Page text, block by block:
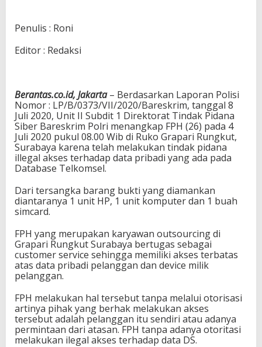
Penulis : Roni
Editor : Redaksi
Berantas.co.id, Jakarta – Berdasarkan Laporan Polisi
Nomor : LP/B/0373/VII/2020/Bareskrim, tanggal 8
Juli 2020, Unit II Subdit 1 Direktorat Tindak Pidana
Siber Bareskrim Polri menangkap FPH (26) pada 4
Juli 2020 pukul 08.00 Wib di Ruko Grapari Rungkut,
Surabaya karena telah melakukan tindak pidana
illegal akses terhadap data pribadi yang ada pada
Database Telkomsel.
Dari tersangka barang bukti yang diamankan
diantaranya 1 unit HP, 1 unit komputer dan 1 buah
simcard.
FPH yang merupakan karyawan outsourcing di
Grapari Rungkut Surabaya bertugas sebagai
customer service sehingga memiliki akses terbatas
atas data pribadi pelanggan dan device milik
pelanggan.
FPH melakukan hal tersebut tanpa melalui otorisasi
artinya pihak yang berhak melakukan akses
tersebut adalah pelanggan itu sendiri atau adanya
permintaan dari atasan. FPH tanpa adanya otoritasi
melakukan ilegal akses terhadap data DS.